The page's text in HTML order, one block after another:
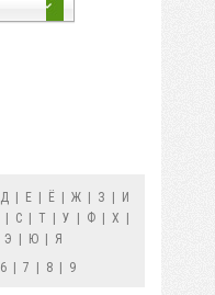
Д Е Ё Ж З
И
С Т У Ф Х
Э Ю
Я
6 7 8 9